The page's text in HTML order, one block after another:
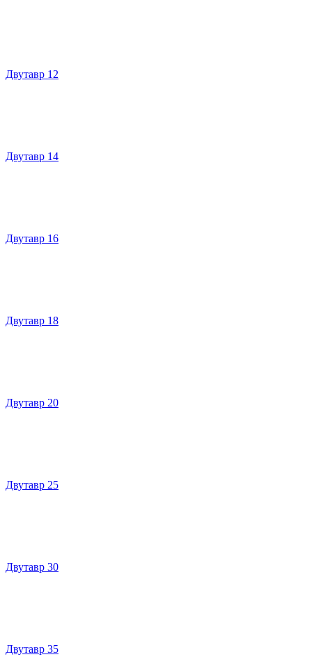
Двутавр 12
Двутавр 14
Двутавр 16
Двутавр 18
Двутавр 20
Двутавр 25
Двутавр 30
Двутавр 35